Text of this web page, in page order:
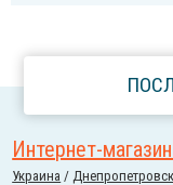
Интернет-
Украина /